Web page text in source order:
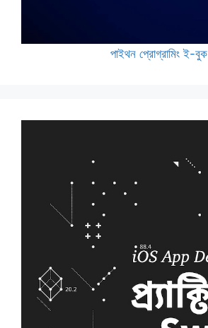
পাইথন প্রোগ্রামিং ই-বুক